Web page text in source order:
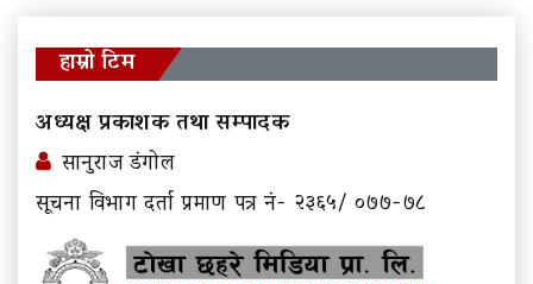
हाम्रो टिम
अध्यक्ष प्रकाशक तथा सम्पादक
सानुराज डंगोल
सूचना विभाग दर्ता प्रमाण पत्र नं- २३६५/ ०७७-७८